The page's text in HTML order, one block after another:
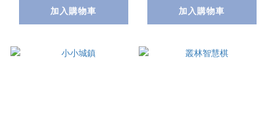
加入購物車 加入購物車